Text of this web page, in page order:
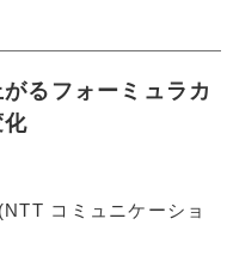
るフォーミュラカ
化